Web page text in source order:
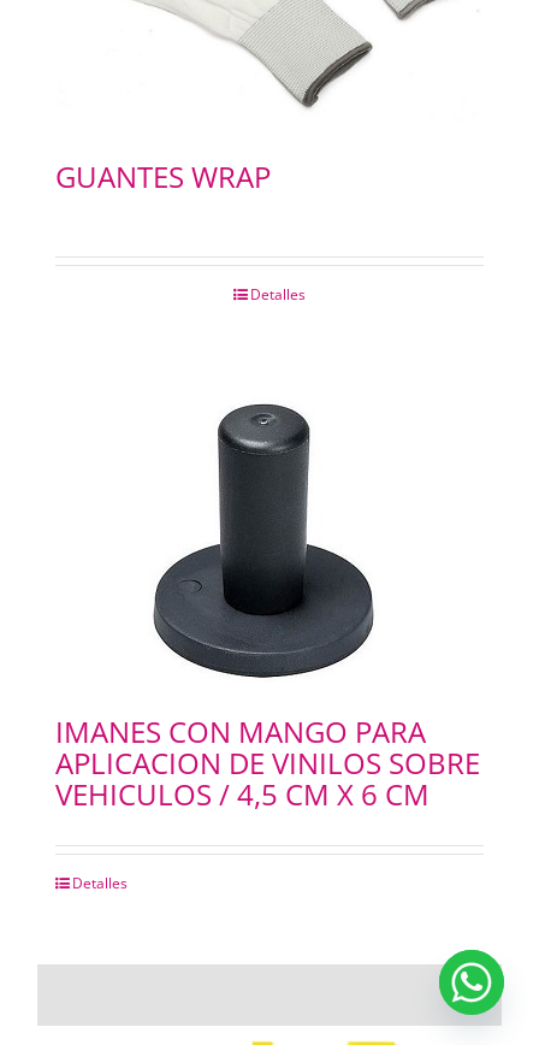
GUANTES WRAP
Detalles
IMANES CON MANGO PARA
APLICACION DE VINILOS SOBRE
VEHICULOS / 4,5 CM X 6 CM
Detalles